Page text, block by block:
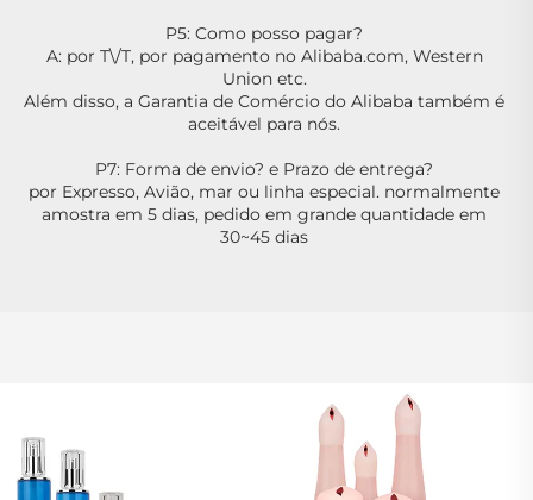
P5: Como posso pagar?
A: por T\/T, por pagamento no Alibaba.com, Western
Union etc.
Além disso, a Garantia de Comércio do Alibaba também é
aceitável para nós.
P7: Forma de envio? e Prazo de entrega?
por Expresso, Avião, mar ou linha especial. normalmente
amostra em 5 dias, pedido em grande quantidade em
30~45 dias